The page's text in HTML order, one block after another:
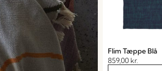
Flim Tæppe Blå
859,00 kr.